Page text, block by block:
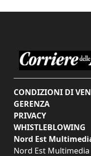
CONDIZIONI DI
GERENZA
PRIVACY
WHISTLEBLOWING
Nord Est
Nord Est Multimedia